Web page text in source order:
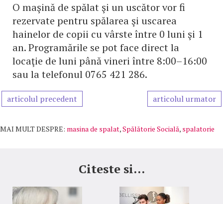
O maşină de spălat şi un uscător vor fi
rezervate pentru spălarea şi uscarea
hainelor de copii cu vârste între 0 luni şi 1
an. Programările se pot face direct la
locaţie de luni până vineri între 8:00–16:00
sau la telefonul 0765 421 286.
articolul precedent articolul urmator
MAI MULT DESPRE: masina de spalat,Spălătorie Socială, spalatorie
Citeste si...